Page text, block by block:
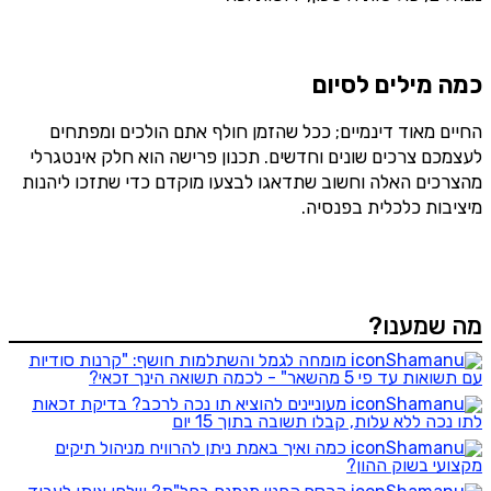
כמה מילים לסיום
החיים מאוד דינמיים; ככל שהזמן חולף אתם הולכים ומפתחים
לעצמכם צרכים שונים וחדשים. תכנון פרישה הוא חלק אינטגרלי
מהצרכים האלה וחשוב שתדאגו לבצעו מוקדם כדי שתזכו ליהנות
מיציבות כלכלית בפנסיה.
מה שמענו?
מומחה לגמל והשתלמות חושף: "קרנות סודיות
עם תשואות עד פי 5 מהשאר" - לכמה תשואה הינך זכאי?
מעוניינים להוציא תו נכה לרכב? בדיקת זכאות
לתו נכה ללא עלות, קבלו תשובה בתוך 15 יום
כמה ואיך באמת ניתן להרוויח מניהול תיקים
מקצועי בשוק ההון?